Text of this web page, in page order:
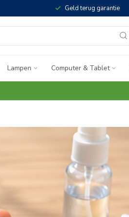
Geld terug garantie
Lampen Computer & Tablet